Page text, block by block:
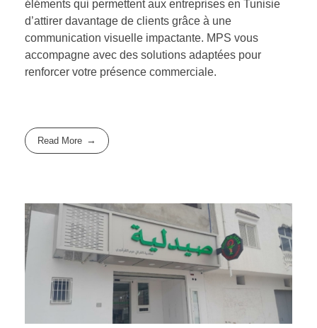
éléments qui permettent aux entreprises en Tunisie
d’attirer davantage de clients grâce à une
communication visuelle impactante. MPS vous
accompagne avec des solutions adaptées pour
renforcer votre présence commerciale.
Read More